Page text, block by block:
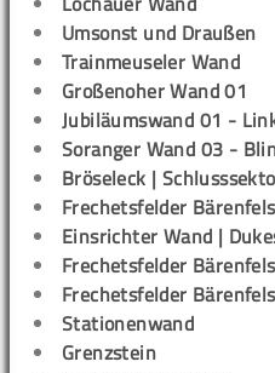
Umsonst und Draußen
Trainmeuseler Wand
Großenoher Wand 01
Jubiläumswand 01 -
Soranger Wand 03 -
Bröseleck |
Frechetsfelder
Einsrichter Wand |
Frechetsfelder
Frechetsfelder
Stationenwand
Grenzstein